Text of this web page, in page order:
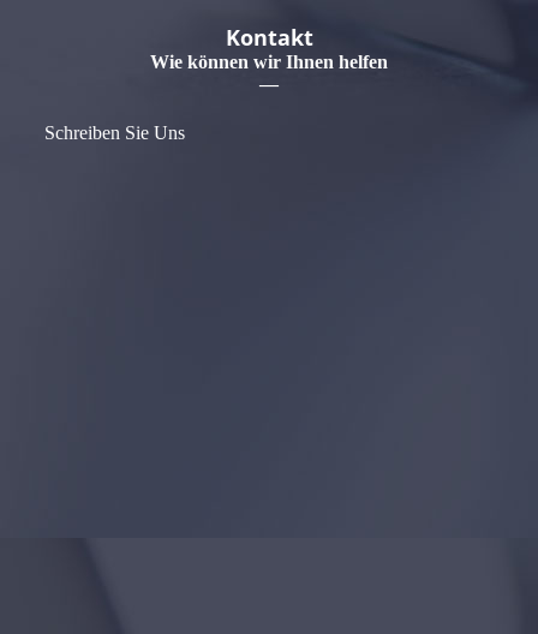
Kontakt
Wie können wir Ihnen helfen
—
Schreiben Sie Uns